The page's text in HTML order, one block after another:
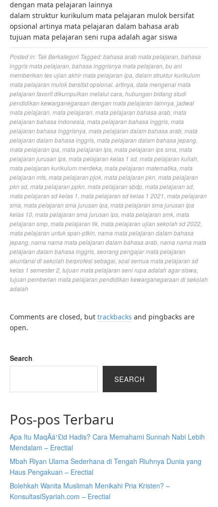
dengan mata pelajaran lainnya
dalam struktur kurikulum mata pelajaran mulok bersifat
opsional artinya mata pelajaran dalam bahasa arab
tujuan mata pelajaran seni rupa adalah agar siswa
Posted in: Tak Berkategori Tagged:bahasa arab mata pelajaran bahasa
inggris mata pelajaran bahasa inggrisnya mata pelajaran bu ani
memberikan tes ujian akhir mata pelajaran ipa dalam struktur kurikulum
mata pelajaran mulok bersifat opsional. artinya data mengenai mata
pelajaran favorit dikumpulkan melalui cara hubungan bidang studi
pendidikan kewarganegaraan dengan mata pelajaran lainnya jadwal
mata pelajaran mata pelajaran mata pelajaran bahasa arab mata
pelajaran bahasa indonesia mata pelajaran bahasa inggris mata
pelajaran bahasa inggrisnya mata pelajaran dalam bahasa arab mata
pelajaran dalam bahasa inggris mata pelajaran dalam bahasa jepang
mata pelajaran ipa mata pelajaran ips mata pelajaran ips sma mata
pelajaran jurusan ips mata pelajaran kelas 1 sd mata pelajaran kuliah
mata pelajaran kurikulum merdeka mata pelajaran matematika mata
pelajaran mts mata pelajaran pjok mata pelajaran pkn mata pelajaran
pkn sd mata pelajaran ppkn mata pelajaran sbdp mata pelajaran sd
mata pelajaran sd kelas 1 mata pelajaran sd kelas 1 2021 mata pelajaran
sma mata pelajaran sma jurusan ipa mata pelajaran sma jurusan ipa
kelas 10 mata pelajaran sma jurusan ips mata pelajaran smk mata
pelajaran smp mata pelajaran tik mata pelajaran ujian sekolah sd 2022
mata pelajaran untuk span-ptkin nama mata pelajaran dalam bahasa
jepang nama nama mata pelajaran dalam bahasa arab nama nama mata
pelajaran dalam bahasa inggris seorang pengajar mata pelajaran
akuntansi di sekolah berprofesi sebagai soal semua mata pelajaran sd
kelas 1 semester 2 tujuan mata pelajaran seni rupa adalah agar siswa
tujuan pemberian mata pelajaran pendidikan kewarganegaraan di sekolah
adalah
Comments are closed, but trackbacks and pingbacks are
open.
Search
SEARCH
Pos-pos Terbaru
Apa Itu MaqÄá¹£id Hadis? Cara Memahami Sunnah Nabi Lebih
Mendalam – Erectial
Mbah Riyan Ulama Sederhana di Tengah Riuhnya Dunia yang
Haus Pengakuan – Erectial
Bolehkah Wanita Muslimah Menikahi Pria Kristen? –
KonsultasiSyariah.com – Erectial